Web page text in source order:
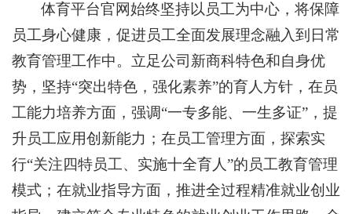
体育平台官网始终坚持以员工为中心，将保障
员工身心健康，促进员工全面发展理念融入到日常
教育管理工作中。 立足公司 新商科特色和自身优
势，坚持“突出特色，强化素养”的育人方针，在员
工能力培养方面，强调“一专多能、一生多证”，提
升员工应用创新能力；在员工管理方面，探索实
行“关注四特员工、实施十全育人”的员工教育管理
模式；在就业指导方面，推进全过程精准就业创业